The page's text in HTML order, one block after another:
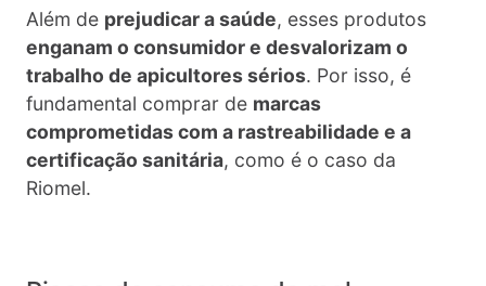
Além de prejudicar a saúde, esses produtos
enganam o consumidor e desvalorizam o
trabalho de apicultores sérios. Por isso, é
fundamental comprar de marcas
comprometidas com a rastreabilidade e a
certificação sanitária, como é o caso da
Riomel.